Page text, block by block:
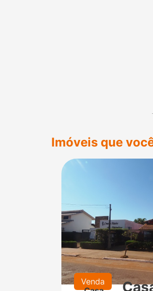
Imóveis que
Venda